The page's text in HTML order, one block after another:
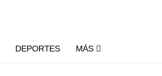
DEPORTES MÁS